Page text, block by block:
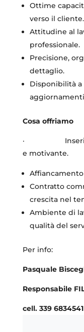
Ottime
verso il cliente.
Attitudine al
professionale.
Precisione,
dettaglio.
Disponibilità
Cosa offriamo
·
e motivante.
Contratto
crescita nel
Ambiente di
qualità del
Per info:
Pasquale
Responsabile
cell. 339 6834541